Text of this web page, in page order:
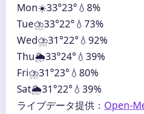
Mon☀️33°23°💧8%
Tue⛈️33°22°💧73%
Wed⛈️31°22°💧92%
Thu🌦️33°24°💧39%
Fri⛈️31°23°💧80%
Sat🌦️31°22°💧39%
ライブデータ提供： Open-